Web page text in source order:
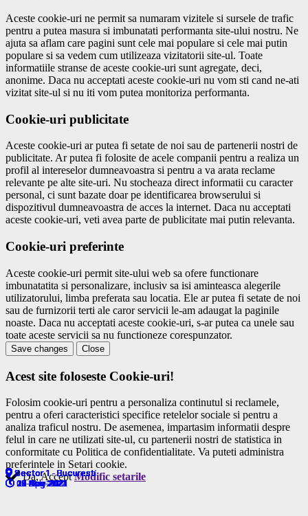
Sector 1 - Bucuresti
27-Aug-2021
Sector 1 - Bucuresti
19-Nov-2021
Sector 1 - Bucuresti
21-Nov-2021
Sector 1 - Bucuresti
18-May-2021
Sector 1 - Bucuresti
03-Apr-2022
Sector 1 - Bucuresti
12-Aug-2021
Sector 1 - Bucuresti
05-Feb-2022
Sector 1 - Bucuresti
20-Nov-2021
Sector 1 - Bucuresti
15-Dec-2021
Sector 1 - Bucuresti
09-Nov-2021
Aceste cookie-uri ne permit sa numaram vizitele si sursele de trafic
pentru a putea masura si imbunatati performanta site-ului nostru. Ne
ajuta sa aflam care pagini sunt cele mai populare si cele mai putin
populare si sa vedem cum utilizeaza vizitatorii site-ul. Toate
informatiile stranse de aceste cookie-uri sunt agregate, deci,
anonime. Daca nu acceptati aceste cookie-uri nu vom sti cand ne-ati
vizitat site-ul si nu iti vom putea monitoriza performanta.
Cookie-uri publicitate
Aceste cookie-uri ar putea fi setate de noi sau de partenerii nostri de
publicitate. Ar putea fi folosite de acele companii pentru a realiza un
profil al intereselor dumneavoastra si pentru a va arata reclame
relevante pe alte site-uri. Nu stocheaza direct informatii cu caracter
personal, ci sunt bazate doar pe identificarea browserului si
dispozitivul dumneavoastra de acces la internet. Daca nu acceptati
aceste cookie-uri, veti avea parte de publicitate mai putin relevanta.
Cookie-uri preferinte
Aceste cookie-uri permit site-ului web sa ofere functionare
imbunatatita si personalizare, inclusiv sa isi aminteasca alegerile
utilizatorului, limba preferata sau locatia. Ele ar putea fi setate de noi
sau de furnizorii terti ale caror servicii le-am adaugat la paginile
noaste. Daca nu acceptati aceste cookie-uri, s-ar putea ca unele sau
toate aceste servicii sa nu functioneze corespunzator.
Save changes Close
Acest site foloseste Cookie-uri!
Folosim cookie-uri pentru a personaliza continutul si reclamele,
pentru a oferi caracteristici specifice retelelor sociale si pentru a
analiza traficul nostru. De asemenea, impartasim informatii despre
felul in care ne utilizati site-ul, cu partenerii nostri de statistica in
conformitate cu Politica de confidentialitate. Va puteti administra
preferintele in Setari cookie.
Da, Accept Modific setarile